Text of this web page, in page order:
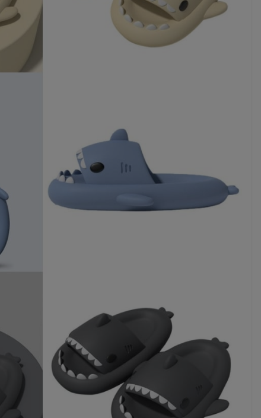
2 days ago
Hyvä hintalaatu suhde, suositukset.
Lisätty